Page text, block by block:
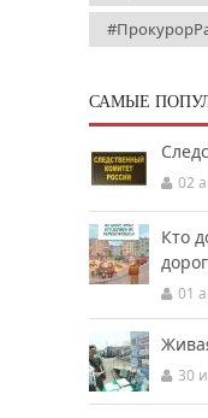
САМЫЕ
02
Кто
01
30